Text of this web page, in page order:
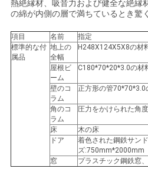
を
要
い
熱絶縁材、吸音力および健全な絶縁
の綿が内側の層で満ちているとき驚
項目 名前
指定
標準的な付
属品
地上の
全幅
H248X124X5X8の材
屋根ビ
ーム
C180*70*20*3.0の材
壁のコ
ラム
正方形の管70*70*3.0
角のコ
ラム
圧力をかけられた角
床
木の床
ドア
着色された鋼鉄サン
ズ:750mm*2000mm
窓
プラスチック鋼鉄窓